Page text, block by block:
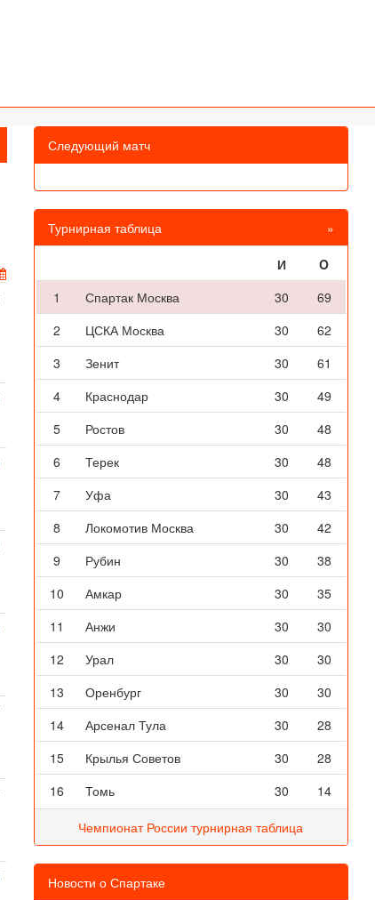
Следующий матч
Турнирная таблица »
И
O
1
Спартак Москва 30
69
2
ЦСКА Москва 30
62
3
Зенит 30
61
4
Краснодар 30
49
5
Ростов 30
48
6
Терек 30
48
7
Уфа 30
43
8
Локомотив Москва 30
42
9
Рубин 30
38
10
Амкар 30
35
11
Анжи 30
30
12
Урал 30
30
13
Оренбург 30
30
14
Арсенал Тула 30
28
15
Крылья Советов 30
28
16
Томь 30 14
Чемпионат России турнирная таблица
Новости о Спартаке